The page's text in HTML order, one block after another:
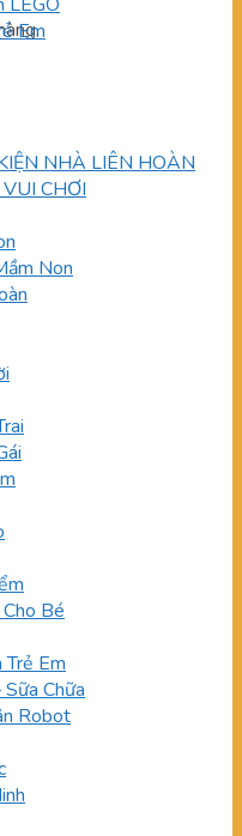
Em
NHÀ LIÊN HOÀN
CHƠI
Non
Bé
Em
Chữa
Robot